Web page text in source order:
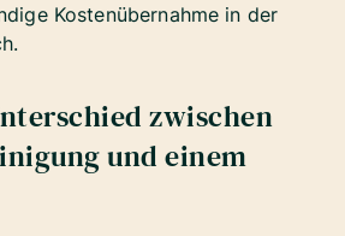
Kostenübernahme in der
zwischen
und einem